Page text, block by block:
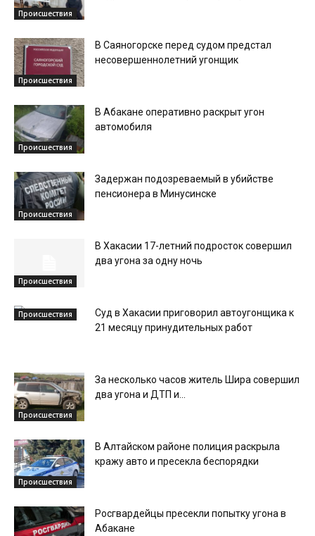
Происшествия
Происшествия
В Саяногорске перед судом предстал
несовершеннолетний угонщик
Происшествия
В Абакане оперативно раскрыт угон
автомобиля
Происшествия
Задержан подозреваемый в убийстве
пенсионера в Минусинске
Происшествия
В Хакасии 17-летний подросток совершил
два угона за одну ночь
Происшествия
Суд в Хакасии приговорил автоугонщика к
21 месяцу принудительных работ
Происшествия
За несколько часов житель Шира совершил
два угона и ДТП и...
Происшествия
В Алтайском районе полиция раскрыла
кражу авто и пресекла беспорядки
Росгвардейцы пресекли попытку угона в
Абакане